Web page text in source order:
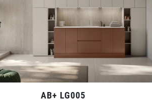
AB+ LG005